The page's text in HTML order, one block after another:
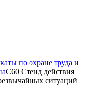
по охране труда и
С60 Стенд действия
ситуаций